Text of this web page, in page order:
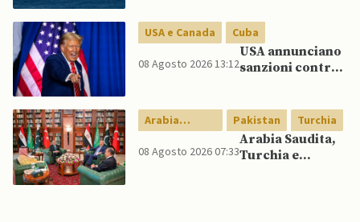
ma non aprirà il
canale”
USA e Canada Cuba
08 Agosto 2026 13:12
USA annunciano
sanzioni contro
Arabia
Saudita
Pakistan Turchia
08 Agosto 2026 07:33
Arabia Saudita,
Turchia e